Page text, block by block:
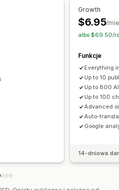
Konwersja jednostek
na urządzeniach mobilnych
Growth
$6.95/
albo $69.50/
Funkcje
Everything
Up to 10
Up to 800
Up to 100
Advanced
Auto-
Google
14-dniowa